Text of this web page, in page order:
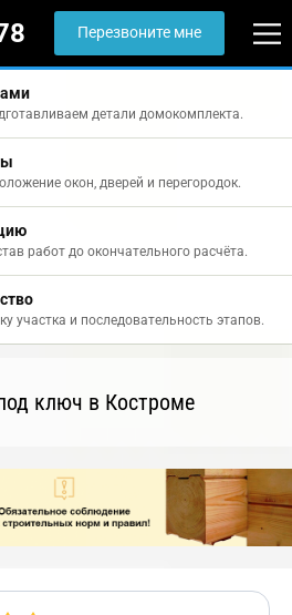
Перезвоните мне
детали домокомплекта.
окон, дверей и перегородок.
работ до окончательного расчёта.
участка и последовательность этапов.
ключ в Костроме